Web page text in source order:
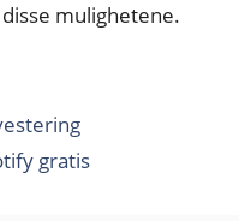
mulighetene.
gratis